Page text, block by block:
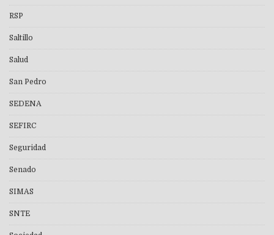
RSP
Saltillo
Salud
San Pedro
SEDENA
SEFIRC
Seguridad
Senado
SIMAS
SNTE